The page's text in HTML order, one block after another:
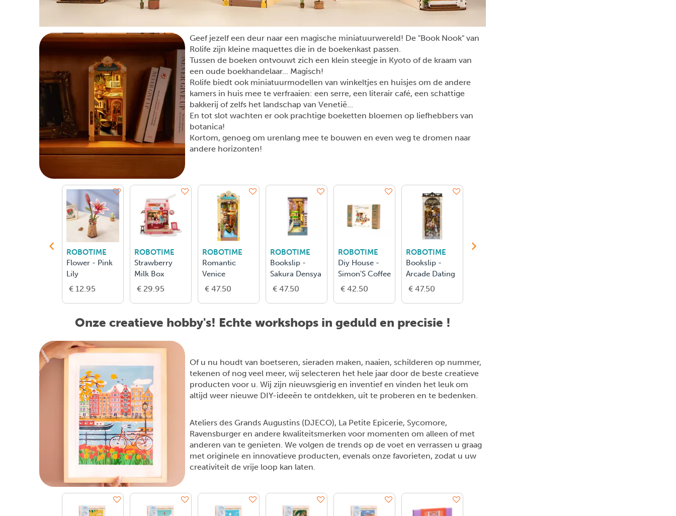
Geef jezelf een deur naar een magische miniatuurwereld! De "Book Nook" van
Rolife zijn kleine maquettes die in de boekenkast passen.
Tussen de boeken ontvouwt zich een klein steegje in Kyoto of de kraam van
een oude boekhandelaar... Magisch!
Rolife biedt ook miniatuurmodellen van winkeltjes en huisjes om de andere
kamers in huis mee te verfraaien: een serre, een literair café, een schattige
bakkerij of zelfs het landschap van Venetië...
En tot slot wachten er ook prachtige boeketten bloemen op liefhebbers van
botanica!
Kortom, genoeg om urenlang mee te bouwen en even weg te dromen naar
andere horizonten!
ROBOTIME
Flower - Pink
Lily
€ 12.95
ROBOTIME
Strawberry
Milk Box
€ 29.95
ROBOTIME
Romantic
Venice
€ 47.50
ROBOTIME
Bookslip -
Sakura Densya
€ 47.50
ROBOTIME
Diy House -
Simon'S Coffee
€ 42.50
ROBOTIME
Bookslip -
Arcade Dating
€ 47.50
Onze creatieve hobby's! Echte workshops in geduld en precisie !
Of u nu houdt van boetseren, sieraden maken, naaien, schilderen op nummer,
tekenen of nog veel meer, wij selecteren het hele jaar door de beste creatieve
producten voor u. Wij zijn nieuwsgierig en inventief en vinden het leuk om
altijd weer nieuwe DIY-ideeën te ontdekken, uit te proberen en te bedenken.
Ateliers des Grands Augustins (DJECO), La Petite Epicerie, Sycomore,
Ravensburger en andere kwaliteitsmerken voor momenten om alleen of met
anderen van te genieten. We volgen de trends op de voet en verrassen u graag
met originele en innovatieve producten, evenals onze favorieten, zodat u uw
creativiteit de vrije loop kan laten.